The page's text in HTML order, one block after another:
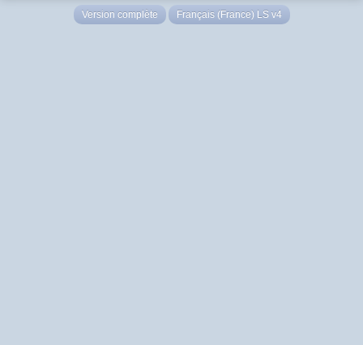
Version complète Français (France) LS v4